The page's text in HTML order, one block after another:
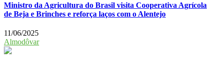
Ministro da Agricultura do Brasil visita Cooperativa Agrícola
de Beja e Brinches e reforça laços com o Alentejo
11/06/2025
Almodôvar